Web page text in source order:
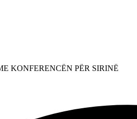
KONFERENCËN PËR SIRINË